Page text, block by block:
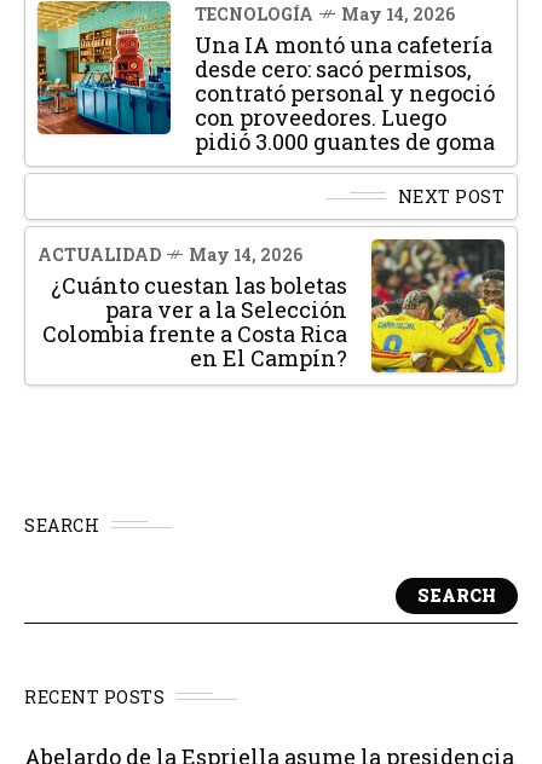
TECNOLOGÍA May 14, 2026
Una IA montó una cafetería
desde cero: sacó permisos,
contrató personal y negoció
con proveedores. Luego
pidió 3.000 guantes de goma
NEXT POST
ACTUALIDAD May 14, 2026
¿Cuánto cuestan las boletas
para ver a la Selección
Colombia frente a Costa Rica
en El Campín?
SEARCH
SEARCH
RECENT POSTS
Abelardo de la Espriella asume la presidencia